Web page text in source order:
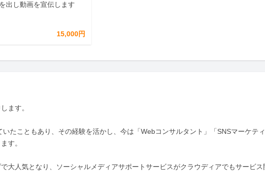
出し動画を宣伝します
15,000円
ます。
たこともあり、その経験を活かし、今は「Webコンサルタント」「SNSマーケティ
す。
大人気となり、ソーシャルメディアサポートサービスがクラウディアでもサービス